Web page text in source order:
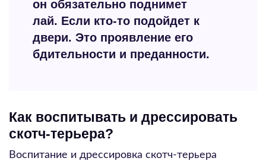
он обязательно поднимет
лай. Если кто-то подойдет к
двери. Это проявление его
бдительности и преданности.
Как воспитывать и дрессировать
скотч-терьера?
Воспитание и дрессировка скотч-терьера